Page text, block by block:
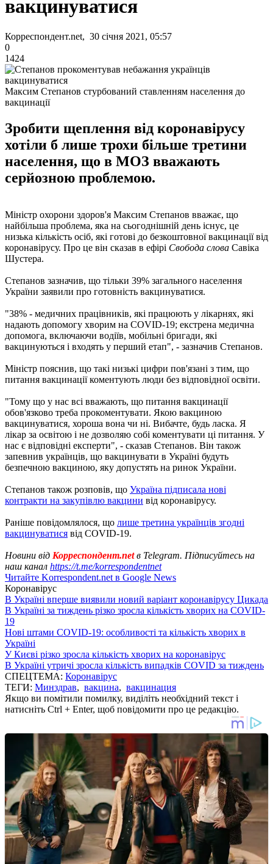
вакцинуватися
Корреспондент.net, 30 січня 2021, 05:57
0
1424
Максим Степанов стурбований ставленням населення до
вакцинації
Зробити щеплення від коронавірусу
хотіли б лише трохи більше третини
населення, що в МОЗ вважають
серйозною проблемою.
Міністр охорони здоров'я Максим Степанов вважає, що
найбільша проблема, яка на сьогоднішній день існує, це
низька кількість осіб, які готові до безкоштовної вакцинації від
коронавірусу. Про це він сказав в ефірі Свобода слова Савіка
Шустера.
Степанов зазначив, що тільки 39% загального населення
України заявили про готовність вакцинуватися.
"38% - медичних працівників, які працюють у лікарнях, які
надають допомогу хворим на COVID-19; екстрена медична
допомога, включаючи водіїв, мобільні бригади, які
вакцинуються і входять у перший етап", - зазначив Степанов.
Міністр пояснив, що такі низькі цифри пов'язані з тим, що
питання вакцинації коментують люди без відповідної освіти.
"Тому що у нас всі вважають, що питання вакцинації
обов'язково треба прокоментувати. Якою вакциною
вакцинуватися, хороша вона чи ні. Вибачте, будь ласка. Я
лікар за освітою і не дозволяю собі коментувати ці питання. У
нас є відповідні експерти", - сказав Степанов. Він також
запевнив українців, що вакцинувати в Україні будуть
безпечною вакциною, яку допустять на ринок України.
Степанов також розповів, що Україна підписала нові
контракти на закупівлю вакцини від коронавірусу.
Раніше повідомлялося, що лише третина українців згодні
вакцинуватися від COVID-19.
Новини від Корреспондент.netв Telegram. Підписуйтесь на
наш канал https://t.me/korrespondentnet
Читайте Korrespondent.net в Google News
Коронавірус
В Україні вперше виявили новий варіант коронавірусу Цикада
В Україні за тиждень різко зросла кількість хворих на COVID-
19
Нові штами COVID-19: особливості та кількість хворих в
Україні
У Києві різко зросла кількість хворих на коронавірус
В Україні утричі зросла кількість випадків COVID за тиждень
СПЕЦТЕМА: Коронавірус
ТЕГИ: Минздрав, вакцина, вакцинация
Якщо ви помітили помилку, виділіть необхідний текст і
натисніть Ctrl + Enter, щоб повідомити про це редакцію.